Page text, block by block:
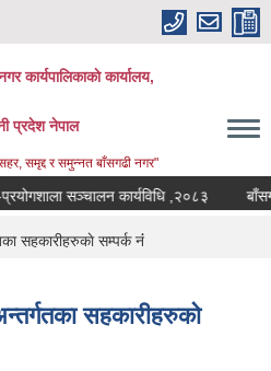
कार्यपालिकाकाे कार्यालय,
प्रदेश नेपाल
समृद्द र समुन्नत बाँसगढी नगर"
सञ्चालन कार्यविधि ,२०८३
सहकारीहरुकाे सम्पर्क नंं
सहकारीहरुकाे